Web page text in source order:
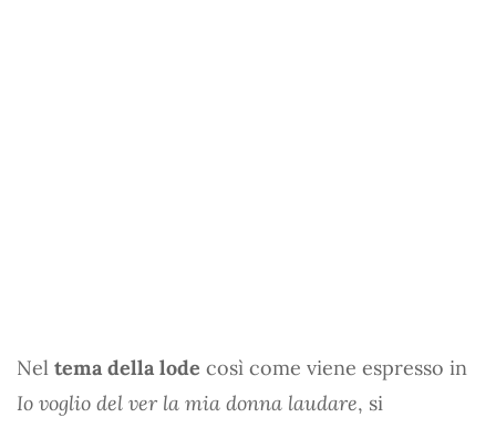
Nel tema della lode così come viene espresso in
Io voglio del ver la mia donna laudare, si